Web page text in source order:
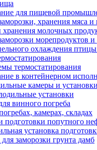
для пищевой
хранения мяса
молочных
морепродуктов
охлаждения
термостатирования
в контейнерном
камеры и установки
установки
винного погреба
камерах, складах
попутного
установка
заморозки грунта дамб